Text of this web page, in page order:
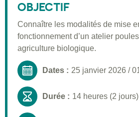
Informations pratiques
Inscription
OBJECTIF
Connaître les modalités de mise
fonctionnement d’un atelier
agriculture biologique.
Dates : 25 janvier 2026 /
Durée : 14 heures (2 jours)